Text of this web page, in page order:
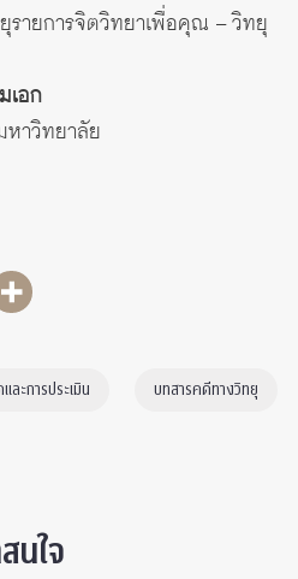
รายการจิตวิทยาเพื่อคุณ – วิทยุ
อก
าวิทยาลัย
ละการประเมิน บทสารคดีทางวิทยุ
นใจ